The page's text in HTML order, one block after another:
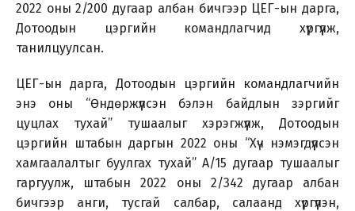
2022 оны 2/200 дугаар албан бичгээр ЦЕГ-ын дарга,
Дотоодын цэргийн командлагчид хүргүүлж,
танилцуулсан.
ЦЕГ-ын дарга, Дотоодын цэргийн командлагчийн
энэ оны “Өндөржүүлсэн бэлэн байдлын зэргийг
цуцлах тухай” тушаалыг хэрэгжүүлж, Дотоодын
цэргийн штабын даргын 2022 оны “Хүч нэмэгдүүлсэн
хамгаалалтыг буулгах тухай” А/15 дугаар тушаалыг
гаргуулж, штабын 2022 оны 2/342 дугаар албан
бичгээр анги, тусгай салбар, салаанд хүргүүлэн,